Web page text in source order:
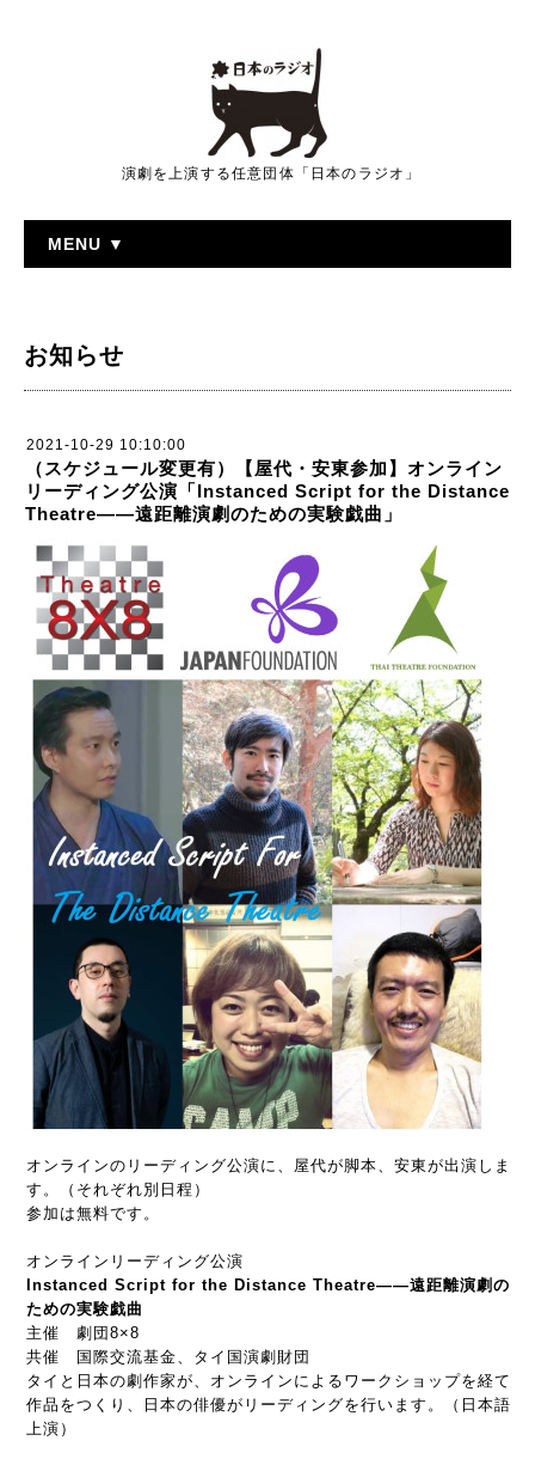
演劇を上演する任意団体「日本のラジオ」
MENU ▼
お知らせ
2021-10-29 10:10:00
（スケジュール変更有）【屋代・安東参加】オンライン
リーディング公演「Instanced​ Script​ for the Distance
Theatre――遠距離演劇のための実験戯曲」
オンラインのリーディング公演に、屋代が脚本、安東が出演しま
す。（それぞれ別日程）
参加は無料です。
オンラインリーディング公演
Instanced​ Script​ for the Distance Theatre――遠距離演劇の
ための実験戯曲
主催 劇団8×8
共催 国際交流基金、タイ国演劇財団
タイと日本の劇作家が、オンラインによるワークショップを経て
作品をつくり、日本の俳優がリーディングを行います。（日本語
上演）